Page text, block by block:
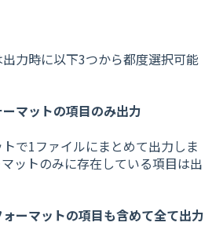
力時に以下3つから都度選択可能
マットの項目のみ出力
で1ファイルにまとめて出力しま
ットのみに存在している項目は出
ォーマットの項目も含めて全て出力